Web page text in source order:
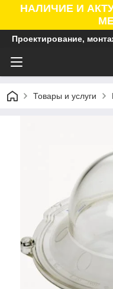
НАЛИЧИЕ И
Проектирование,
Товары и услуги